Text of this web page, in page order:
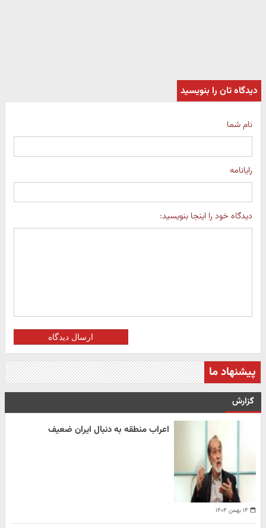
دیدگاه تان را بنویسید
نام شما
رایانامه
دیدگاه خود را اینجا بنویسید:
ارسال دیدگاه
پیشنهاد ما
گزارش
۱۴ بهمن ۱۴۰۴
اعراب منطقه به دنبال ایران ضعیف